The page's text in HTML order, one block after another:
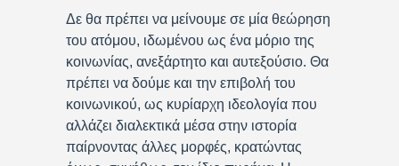
Δε θα πρέπει να μείνουμε σε μία θεώρηση
του ατόμου, ιδωμένου ως ένα μόριο της
κοινωνίας, ανεξάρτητο και αυτεξούσιο. Θα
πρέπει να δούμε και την επιβολή του
κοινωνικού, ως κυρίαρχη ιδεολογία που
αλλάζει διαλεκτικά μέσα στην ιστορία
παίρνοντας άλλες μορφές, κρατώντας